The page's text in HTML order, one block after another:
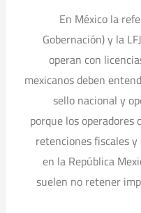
En México la
Gobernación) y la
operan con
mexicanos deben
sello nacional y
porque los
retenciones fiscales
en la República
suelen no retener